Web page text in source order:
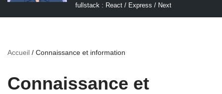
fullstack : React / Express / Next
Accueil / Connaissance et information
Connaissance et